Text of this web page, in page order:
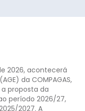
2026, acontecerá
da COMPAGAS,
proposta da
período 2026/27,
2027. A